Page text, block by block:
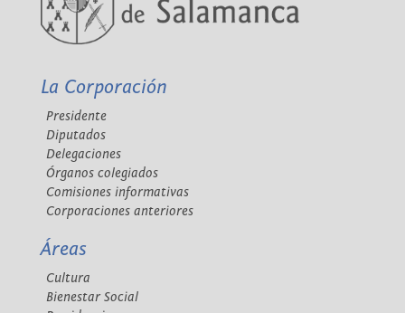
La Corporación
Presidente
Diputados
Delegaciones
Órganos colegiados
Comisiones informativas
Corporaciones anteriores
Áreas
Cultura
Bienestar Social